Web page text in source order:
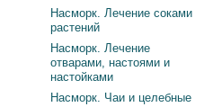
Насморк. Лечение соками
растений
Насморк. Лечение
отварами, настоями и
настойками
Насморк. Чаи и целебные